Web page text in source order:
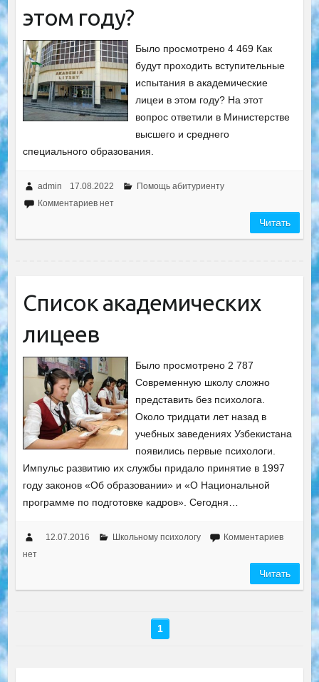
этом году?
Было просмотрено 4 469 Как
будут проходить вступительные
испытания в академические
лицеи в этом году? На этот
вопрос ответили в Министерстве
высшего и среднего
специального образования.
admin 17.08.2022
Помощь абитуриенту
Комментариев нет
Читать
Список академических
лицеев
Было просмотрено 2 787
Современную школу сложно
представить без психолога.
Около тридцати лет назад в
учебных заведениях Узбекистана
появились первые психологи.
Импульс развитию их службы придало принятие в 1997
году законов «Об образовании» и «О Национальной
программе по подготовке кадров». Сегодня…
12.07.2016 Школьному психологу
Комментариев
нет
Читать
1